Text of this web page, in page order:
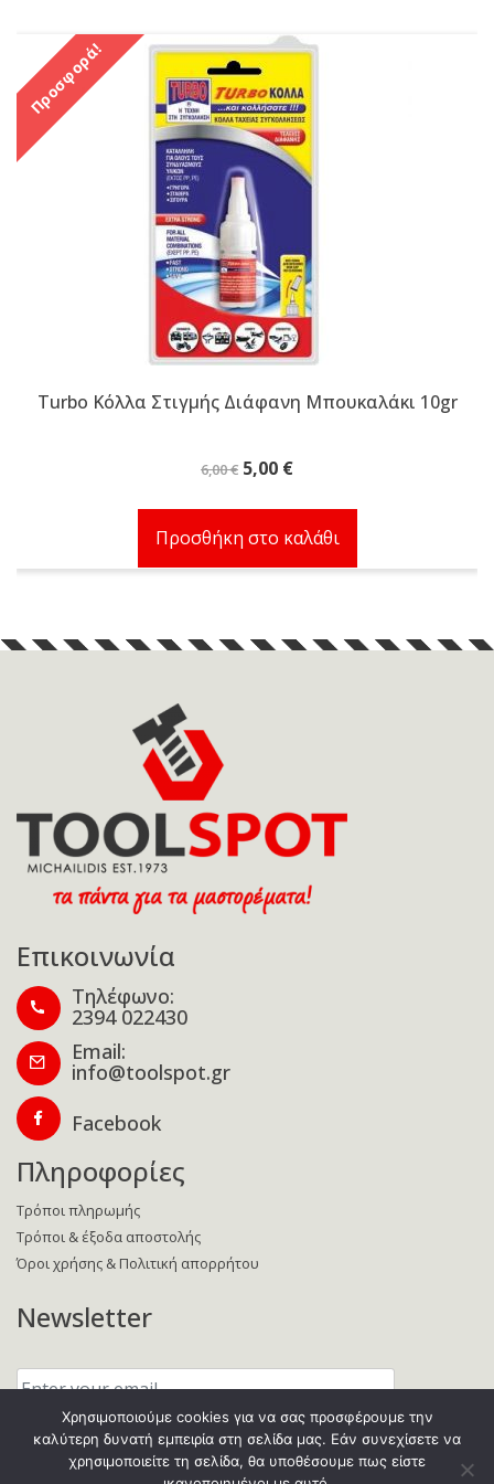
Προσφορά!
Turbo Κόλλα Στιγμής Διάφανη Μπουκαλάκι 10gr
6,00€ Original
6,00 €.
5,00 €Η
είναι:
5,00 €.
Προσθήκη στο καλάθι
Επικοινωνία
Τηλέφωνο:
2394 022430
Email:
info@toolspot.gr
Facebook
Πληροφορίες
Τρόποι πληρωμής
Τρόποι & έξοδα αποστολής
Όροι χρήσης & Πολιτική απορρήτου
Newsletter
your
email:Χρησιμοποιούμε cookies για να σας προσφέρουμε την
καλύτερη δυνατή εμπειρία στη σελίδα μας. Εάν συνεχίσετε να
χρησιμοποιείτε τη σελίδα, θα υποθέσουμε πως είστε